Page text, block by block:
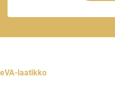
eVA-laatikko